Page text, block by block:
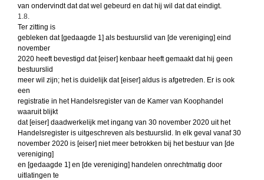
van ondervindt dat dat wel gebeurd en dat hij wil dat dat eindigt.
1.8.
Ter zitting is
gebleken dat [gedaagde 1] als bestuurslid van [de vereniging] eind
november
2020 heeft bevestigd dat [eiser] kenbaar heeft gemaakt dat hij geen
bestuurslid
meer wil zijn; het is duidelijk dat [eiser] aldus is afgetreden. Er is ook
een
registratie in het Handelsregister van de Kamer van Koophandel
waaruit blijkt
dat [eiser] daadwerkelijk met ingang van 30 november 2020 uit het
Handelsregister is uitgeschreven als bestuurslid. In elk geval vanaf 30
november 2020 is [eiser] niet meer betrokken bij het bestuur van [de
vereniging]
en [gedaagde 1] en [de vereniging] handelen onrechtmatig door
uitlatingen te